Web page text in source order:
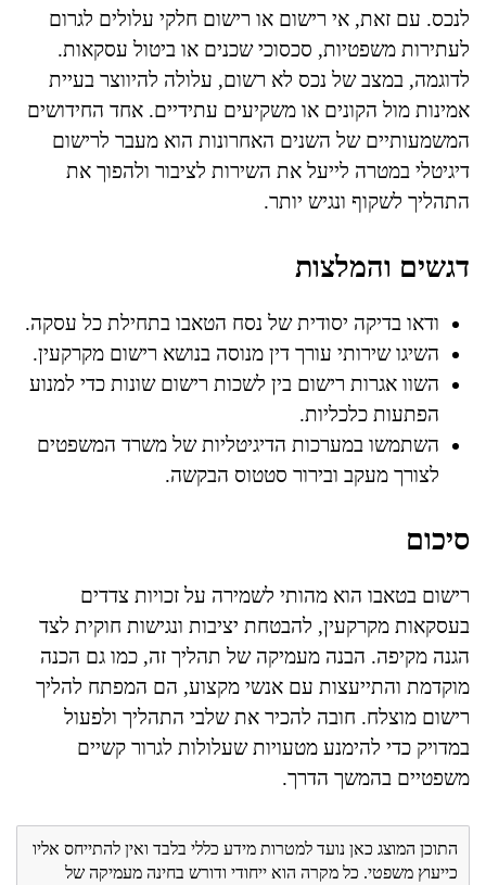
לנכס. עם זאת, אי רישום או רישום חלקי עלולים לגרום
לעתירות משפטיות, סכסוכי שכנים או ביטול עסקאות.
לדוגמה, במצב של נכס לא רשום, עלולה להיווצר בעיית
אמינות מול הקונים או משקיעים עתידיים. אחד החידושים
המשמעותיים של השנים האחרונות הוא מעבר לרישום
דיגיטלי במטרה לייעל את השירות לציבור ולהפוך את
התהליך לשקוף ונגיש יותר.
דגשים והמלצות
ודאו בדיקה יסודית של נסח הטאבו בתחילת כל עסקה.
השיגו שירותי עורך דין מנוסה בנושא רישום מקרקעין.
השוו אגרות רישום בין לשכות רישום שונות כדי למנוע
הפתעות כלכליות.
השתמשו במערכות הדיגיטליות של משרד המשפטים
לצורך מעקב ובירור סטטוס הבקשה.
סיכום
רישום בטאבו הוא מהותי לשמירה על זכויות צדדים
בעסקאות מקרקעין, להבטחת יציבות ונגישות חוקית לצד
הגנה מקיפה. הבנה מעמיקה של תהליך זה, כמו גם הכנה
מוקדמת והתייעצות עם אנשי מקצוע, הם המפתח להליך
רישום מוצלח. חובה להכיר את שלבי התהליך ולפעול
במדויק כדי להימנע מטעויות שעלולות לגרור קשיים
משפטיים בהמשך הדרך.
התוכן המוצג כאן נועד למטרות מידע כללי בלבד ואין להתייחס אליו
כייעוץ משפטי. כל מקרה הוא ייחודי ודורש בחינה מעמיקה של